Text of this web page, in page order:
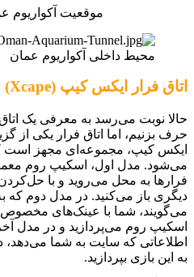
موقعیت آکواریوم
محیط داخلی آکواریوم عمان
اتاق فرار ایکس کیپ (Xcape)
حالا نوبت می‌رسد به معرفی یک
حرف بزنیم، اما اتاق فرار یکی از
ایکس کیپ، مجموعه‌ای مجهز
می‌شود. مدل اول، اسکیپ روم
فرارها به محل می‌روید و با
دیگری باز می‌کنید. در مدل دوم که
می‌گویند، شما با عینک‌های
اسکیپ روم می‌پردازید و در مدل
اطلاعاتی که سایت به شما می‌دهد،
به این بازی بپردازید.